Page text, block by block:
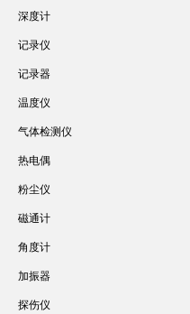
深度计
记录仪
记录器
温度仪
气体检测仪
热电偶
粉尘仪
磁通计
角度计
加振器
探伤仪